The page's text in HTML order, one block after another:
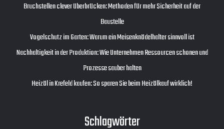
Bruchstellen clever überbrücken: Methoden für mehr Sicherheit auf der
Baustelle
Vogelschutz im Garten: Warum ein Meisenknödelhalter sinnvoll ist
Nachhaltigkeit in der Produktion: Wie Unternehmen Ressourcen schonen und
Prozesse sauber halten
Heizöl in Krefeld kaufen: So sparen Sie beim Heizölkauf wirklich!
Schlagwörter